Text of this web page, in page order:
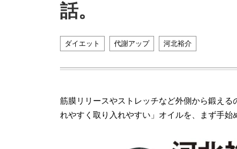
話。
ダイエット 代謝アップ 河北裕介
筋膜リリースやストレッチなど外側から鍛え
れやすく取り入れやすい」オイルを、まず手始